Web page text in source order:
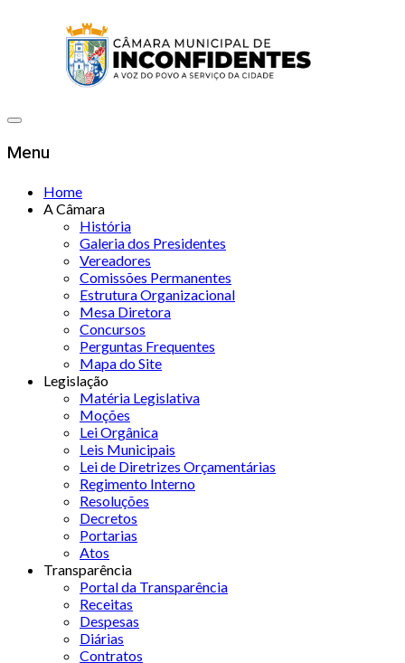
Menu
Home
A Câmara
História
Galeria dos Presidentes
Vereadores
Comissões Permanentes
Estrutura Organizacional
Mesa Diretora
Concursos
Perguntas Frequentes
Mapa do Site
Legislação
Matéria Legislativa
Moções
Lei Orgânica
Leis Municipais
Lei de Diretrizes Orçamentárias
Regimento Interno
Resoluções
Decretos
Portarias
Atos
Transparência
Portal da Transparência
Receitas
Despesas
Diárias
Contratos